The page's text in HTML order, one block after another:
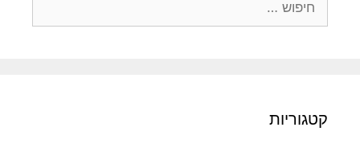
קטגוריות